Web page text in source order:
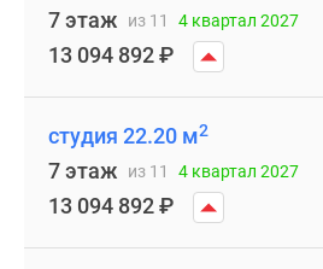
7 этаж из 11 4 квартал 2027
13 094 892₽
студия 22.20 м2
7 этаж из 11 4 квартал 2027
13 094 892₽